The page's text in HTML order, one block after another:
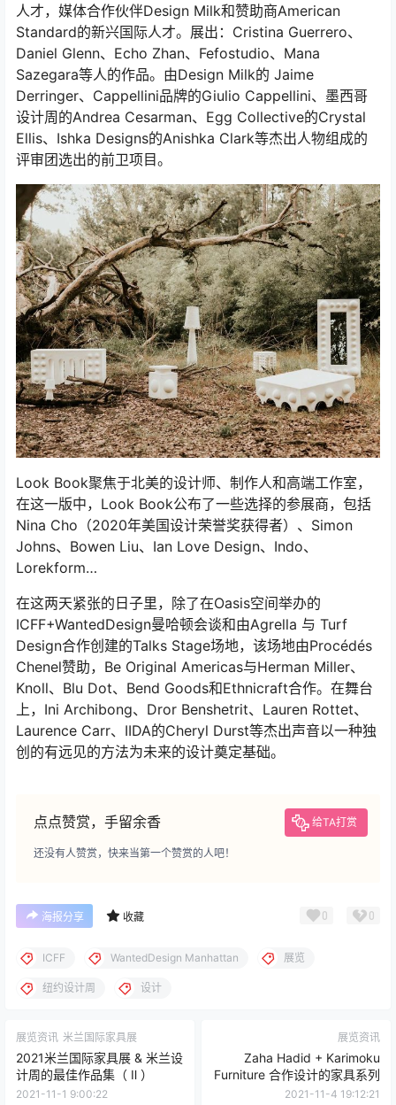
人才，媒体合作伙伴Design Milk和赞助商American
Standard的新兴国际人才。展出：Cristina Guerrero、
Daniel Glenn、Echo Zhan、Fefostudio、Mana
Sazegara等人的作品。由Design Milk的 Jaime
Derringer、Cappellini品牌的Giulio Cappellini、墨西哥
设计周的Andrea Cesarman、Egg Collective的Crystal
Ellis、Ishka Designs的Anishka Clark等杰出人物组成的
评审团选出的前卫项目。
Look Book聚焦于北美的设计师、制作人和高端工作室，
在这一版中，Look Book公布了一些选择的参展商，包括
Nina Cho（2020年美国设计荣誉奖获得者）、Simon
Johns、Bowen Liu、Ian Love Design、Indo、
Lorekform…
在这两天紧张的日子里，除了在Oasis空间举办的
ICFF+WantedDesign曼哈顿会谈和由Agrella 与 Turf
Design合作创建的Talks Stage场地，该场地由Procédés
Chenel赞助，Be Original Americas与Herman Miller、
Knoll、Blu Dot、Bend Goods和Ethnicraft合作。在舞台
上，Ini Archibong、Dror Benshetrit、Lauren Rottet、
Laurence Carr、IIDA的Cheryl Durst等杰出声音以一种独
创的有远见的方法为未来的设计奠定基础。
点点赞赏，手留余香 给TA打赏
还没有人赞赏，快来当第一个赞赏的人吧！
海报分享 收藏 0 0
ICFF WantedDesign Manhattan 展览
纽约设计周 设计
展览资讯 米兰国际家具展
2021米兰国际家具展 & 米兰设
计周的最佳作品集（ Ⅱ ）
2021-11-1 9:00:22
展览资讯
Zaha Hadid + Karimoku
Furniture 合作设计的家具系列
2021-11-4 19:12:21